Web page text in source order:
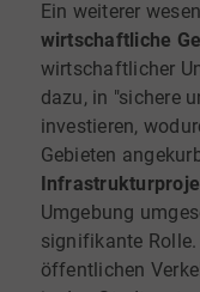
Ein weiterer
wirtschaftliche
wirtschaftlicher
dazu, in "sichere
investieren,
Gebieten
Umgebung
signifikante
öffentlichen